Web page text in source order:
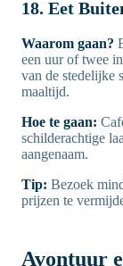
18. Eet
Waarom gaan?
een uur of twee
van de stedelijke
maaltijd.
Hoe te gaan:
schilderachtige
aangenaam.
Tip: Bezoek
prijzen te
Avontuur